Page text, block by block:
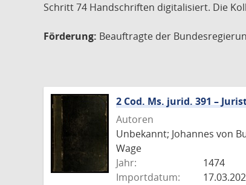
Schritt 74 Handschriften digitalisiert. Die
Förderung: Beauftragte der
2 Cod. Ms. jurid. 391 –
Autoren
Unbekannt; Johannes von
Wage
Jahr:
1474
Importdatum: